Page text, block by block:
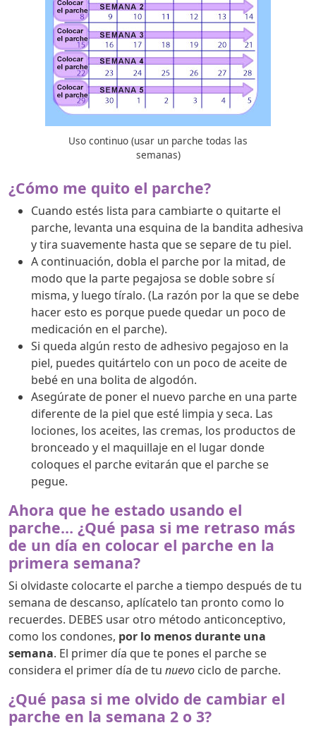
Uso continuo (usar un parche todas las
semanas)
¿Cómo me quito el parche?
Cuando estés lista para cambiarte o quitarte el
parche, levanta una esquina de la bandita adhesiva
y tira suavemente hasta que se separe de tu piel.
A continuación, dobla el parche por la mitad, de
modo que la parte pegajosa se doble sobre sí
misma, y luego tíralo. (La razón por la que se debe
hacer esto es porque puede quedar un poco de
medicación en el parche).
Si queda algún resto de adhesivo pegajoso en la
piel, puedes quitártelo con un poco de aceite de
bebé en una bolita de algodón.
Asegúrate de poner el nuevo parche en una parte
diferente de la piel que esté limpia y seca. Las
lociones, los aceites, las cremas, los productos de
bronceado y el maquillaje en el lugar donde
coloques el parche evitarán que el parche se
pegue.
Ahora que he estado usando el
parche… ¿Qué pasa si me retraso más
de un día en colocar el parche en la
primera semana?
Si olvidaste colocarte el parche a tiempo después de tu
semana de descanso, aplícatelo tan pronto como lo
recuerdes. DEBES usar otro método anticonceptivo,
como los condones, por lo menos durante una
semana. El primer día que te pones el parche se
considera el primer día de tu nuevo ciclo de parche.
¿Qué pasa si me olvido de cambiar el
parche en la semana 2 o 3?